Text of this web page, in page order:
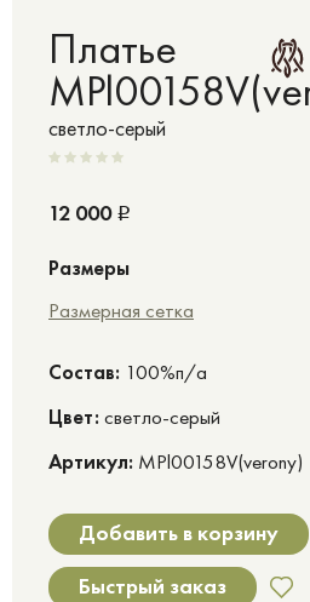
Платье
светло-серый
12 000 Р
Размеры
Размерная сетка
Cостав: 100%п/а
Цвет: светло-серый
Артикул: MPl00158V(verony)
Добавить в корзину
Быстрый заказ